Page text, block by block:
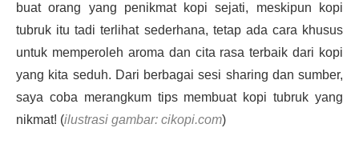
buat orang yang penikmat kopi sejati, meskipun kopi
tubruk itu tadi terlihat sederhana, tetap ada cara khusus
untuk memperoleh aroma dan cita rasa terbaik dari kopi
yang kita seduh. Dari berbagai sesi sharing dan sumber,
saya coba merangkum tips membuat kopi tubruk yang
nikmat! (ilustrasi gambar: cikopi.com)